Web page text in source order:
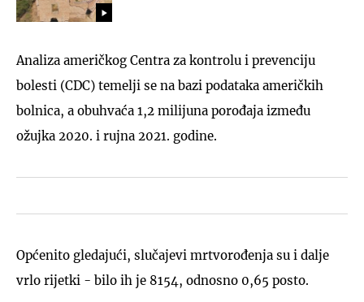
Analiza američkog Centra za kontrolu i prevenciju
bolesti (CDC) temelji se na bazi podataka američkih
bolnica, a obuhvaća 1,2 milijuna porođaja između
ožujka 2020. i rujna 2021. godine.
Općenito gledajući, slučajevi mrtvorođenja su i dalje
vrlo rijetki - bilo ih je 8154, odnosno 0,65 posto.